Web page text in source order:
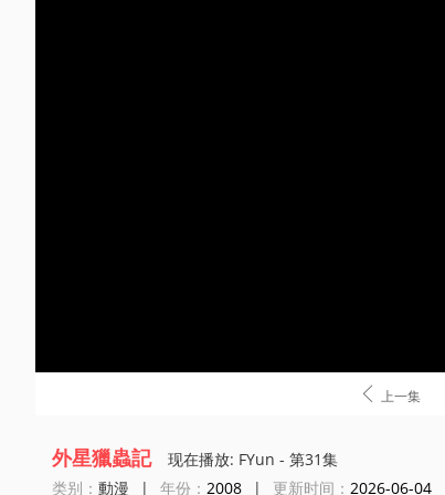
 上一集
外星獵蟲記
现在播放: FYun - 第31集
类别： 動漫 | 年份： 2008 | 更新时间： 2026-06-04